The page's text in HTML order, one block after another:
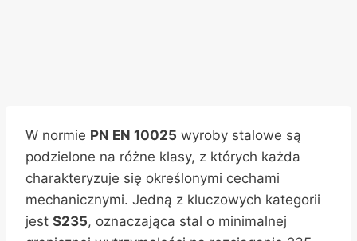
W normie PN EN 10025 wyroby stalowe są
podzielone na różne klasy, z których każda
charakteryzuje się określonymi cechami
mechanicznymi. Jedną z kluczowych kategorii
jest S235, oznaczająca stal o minimalnej